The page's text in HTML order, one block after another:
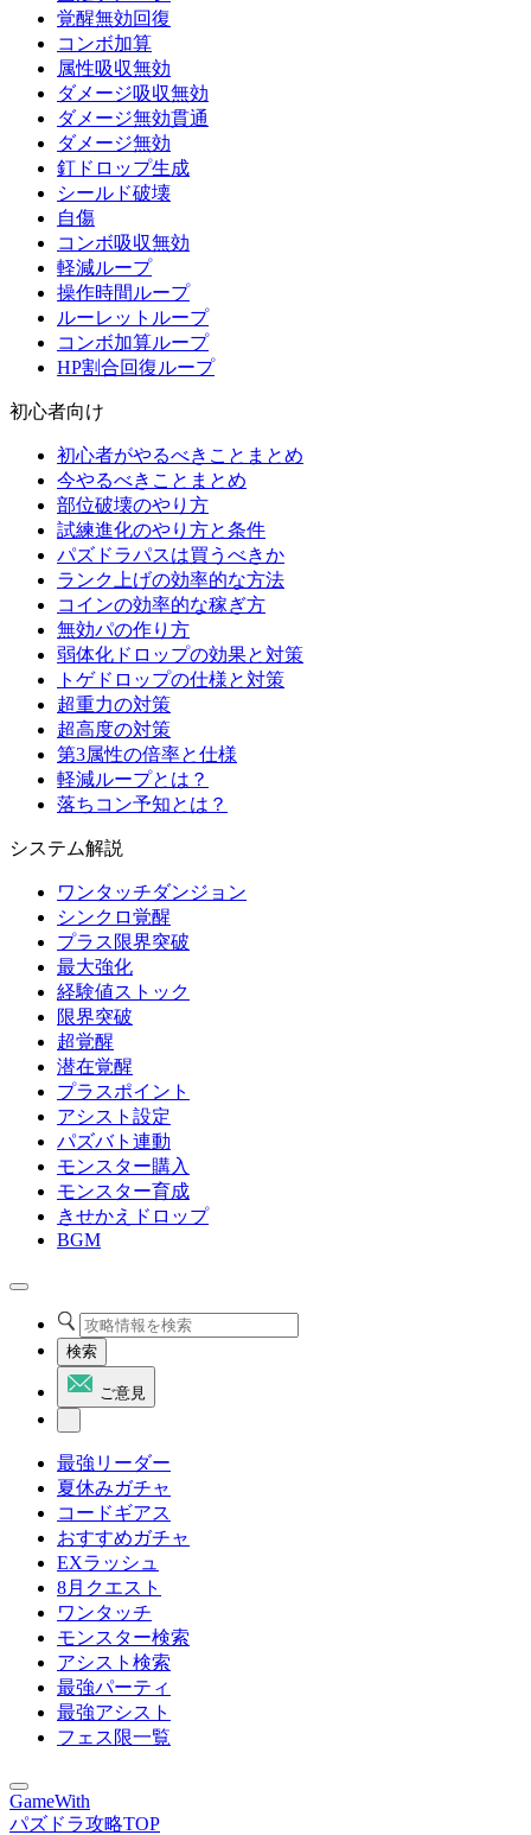
覚醒無効回復
コンボ加算
属性吸収無効
ダメージ吸収無効
ダメージ無効貫通
ダメージ無効
釘ドロップ生成
シールド破壊
自傷
コンボ吸収無効
軽減ループ
操作時間ループ
ルーレットループ
コンボ加算ループ
HP割合回復ループ
初心者向け
初心者がやるべきことまとめ
今やるべきことまとめ
部位破壊のやり方
試練進化のやり方と条件
パズドラパスは買うべきか
ランク上げの効率的な方法
コインの効率的な稼ぎ方
無効パの作り方
弱体化ドロップの効果と対策
トゲドロップの仕様と対策
超重力の対策
超高度の対策
第3属性の倍率と仕様
軽減ループとは？
落ちコン予知とは？
システム解説
ワンタッチダンジョン
シンクロ覚醒
プラス限界突破
最大強化
経験値ストック
限界突破
超覚醒
潜在覚醒
プラスポイント
アシスト設定
パズバト連動
モンスター購入
モンスター育成
きせかえドロップ
BGM
検索
ご意見
最強リーダー
夏休みガチャ
コードギアス
おすすめガチャ
EXラッシュ
8月クエスト
ワンタッチ
モンスター検索
アシスト検索
最強パーティ
最強アシスト
フェス限一覧
GameWith
パズドラ攻略TOP